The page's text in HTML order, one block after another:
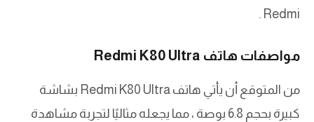
Redmi .
مواصفات هاتف Redmi K80 Ultra
من المتوقع أن يأتي هاتف Redmi K80 Ultra بشاشة
كبيرة بحجم 6.8 بوصة ، مما يجعله مثاليًا لتجربة مشاهدة